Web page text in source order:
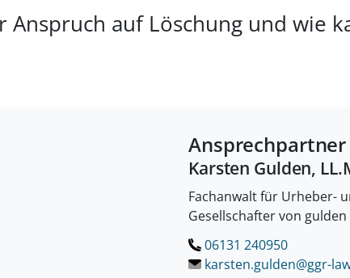
Anspruch auf Löschung und wie
Ansprechpartner
Karsten Gulden,
Fachanwalt für Urheber-
Gesellschafter von
06131 240950
karsten.gulden@ggr-